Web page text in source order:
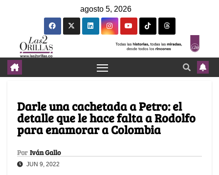
agosto 5, 2026
Darle una cachetada a Petro: el
detalle que le hace falta a Rodolfo
para enamorar a Colombia
Por Iván Gallo
JUN 9, 2022